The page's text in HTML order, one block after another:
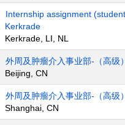
Internship assignment
Kerkrade
Kerkrade, LI, NL
外周及肿瘤介入事业部-（高级
Beijing, CN
外周及肿瘤介入事业部-（高级
Shanghai, CN